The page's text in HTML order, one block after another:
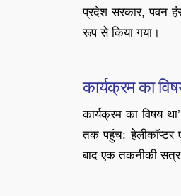
प्रदेश सरकार, पवन
रूप से किया गया।
कार्यक्रम का
कार्यक्रम का विषय
तक पहुंच: हेलीकॉप्टर
बाद एक तकनीकी